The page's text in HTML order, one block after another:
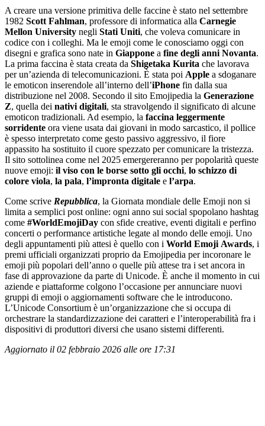
A creare una versione primitiva delle faccine è stato nel settembre
1982 Scott Fahlman, professore di informatica alla Carnegie
Mellon University negli Stati Uniti, che voleva comunicare in
codice con i colleghi. Ma le emoji come le conosciamo oggi con
disegni e grafica sono nate in Giappone a fine degli anni Novanta.
La prima faccina è stata creata da Shigetaka Kurita che lavorava
per un’azienda di telecomunicazioni. È stata poi Apple a sdoganare
le emoticon inserendole all’interno dell’iPhone fin dalla sua
distribuzione nel 2008. Secondo il sito Emojipedia la Generazione
Z, quella dei nativi digitali, sta stravolgendo il significato di alcune
emoticon tradizionali. Ad esempio, la faccina leggermente
sorridente ora viene usata dai giovani in modo sarcastico, il pollice
è spesso interpretato come gesto passivo aggressivo, il fiore
appassito ha sostituito il cuore spezzato per comunicare la tristezza.
Il sito sottolinea come nel 2025 emergereranno per popolarità queste
nuove emoji: il viso con le borse sotto gli occhi, lo schizzo di
colore viola, la pala, l’impronta digitale e l’arpa.
Come scrive Repubblica, la Giornata mondiale delle Emoji non si
limita a semplici post online: ogni anno sui social spopolano hashtag
come #WorldEmojiDay con sfide creative, eventi digitali e perfino
concerti o performance artistiche legate al mondo delle emoji. Uno
degli appuntamenti più attesi è quello con i World Emoji Awards, i
premi ufficiali organizzati proprio da Emojipedia per incoronare le
emoji più popolari dell’anno o quelle più attese tra i set ancora in
fase di approvazione da parte di Unicode. È anche il momento in cui
aziende e piattaforme colgono l’occasione per annunciare nuovi
gruppi di emoji o aggiornamenti software che le introducono.
L’Unicode Consortium è un’organizzazione che si occupa di
orchestrare la standardizzazione dei caratteri e l’interoperabilità fra i
dispositivi di produttori diversi che usano sistemi differenti.
Aggiornato il 02 febbraio 2026 alle ore 17:31